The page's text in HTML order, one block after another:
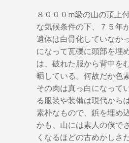
８０００m級の山の頂上
な気候条件の下、７５年
遺体は白骨化していなか
になって瓦礫に頭部を埋
は、破れた服から背中を
晒している。何故だか色
その肉は真っ白になって
る服装や装備は現代から
素朴なもので、鋲を埋め
かも、山には素人の僕で
くなるほどの古めかしさだ